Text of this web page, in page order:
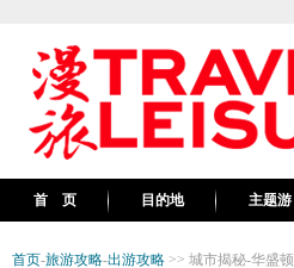
首 页 目的地 主题游
首页-旅游攻略-出游攻略 >> 城市揭秘-华盛顿